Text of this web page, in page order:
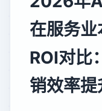
在服务
ROI对比
销效率提